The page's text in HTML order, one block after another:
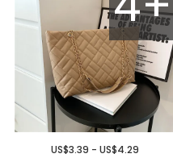
US$3.39 - US$4.29